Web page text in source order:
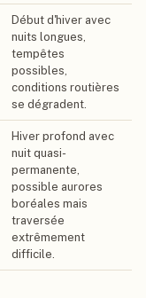
Début d'hiver avec
nuits longues,
tempêtes
possibles,
conditions routières
se dégradent.
Hiver profond avec
nuit quasi-
permanente,
possible aurores
boréales mais
traversée
extrêmement
difficile.